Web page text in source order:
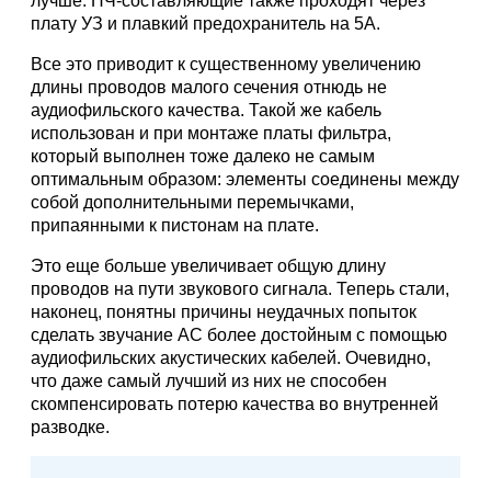
плату УЗ и плавкий предохранитель на 5А.
Все это приводит к существенному увеличению
длины проводов малого сечения отнюдь не
аудиофильского качества. Такой же кабель
использован и при монтаже платы фильтра,
который выполнен тоже далеко не самым
оптимальным образом: элементы соединены между
собой дополнительными перемычками,
припаянными к пистонам на плате.
Это еще больше увеличивает общую длину
проводов на пути звукового сигнала. Теперь стали,
наконец, понятны причины неудачных попыток
сделать звучание АС более достойным с помощью
аудиофильских акустических кабелей. Очевидно,
что даже самый лучший из них не способен
скомпенсировать потерю качества во внутренней
разводке.